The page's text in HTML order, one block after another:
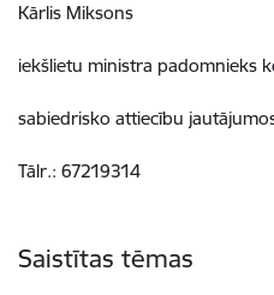
Kārlis Miksons
iekšlietu ministra padomnieks
sabiedrisko attiecību
Tālr.: 67219314
Saistītas tēmas